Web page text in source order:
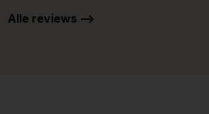
Alle reviews -->